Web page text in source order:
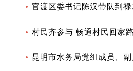
官渡区委书记陈汉带队到
村民齐参与 畅通村民回家路
昆明市水务局党组成员、